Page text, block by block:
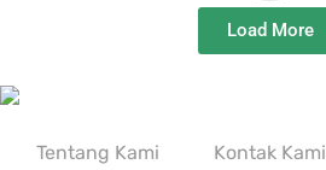
Load More
Tentang Kami Kontak Kami